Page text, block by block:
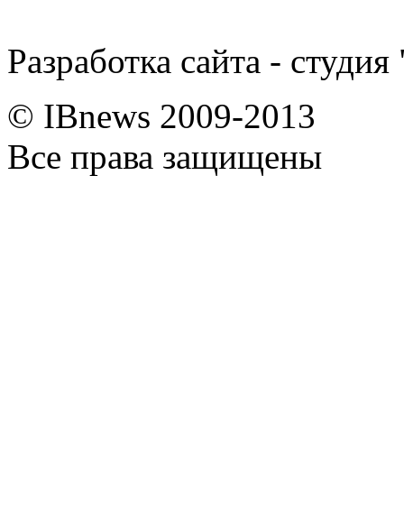
Разработка сайта -
© IBnews 2009-2013
Все права защищены